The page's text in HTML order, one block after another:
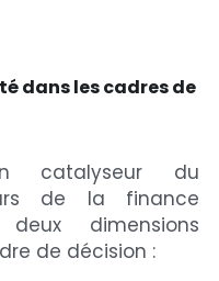
dans les cadres de
catalyseur du
de la finance
dimensions
de décision :